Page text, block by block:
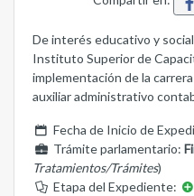
De interés educativo y
Instituto Superior de
implementación de la
auxiliar administrativo
Fecha de Inicio de
Trámite parlamentario:
Tratamientos/Trámites)
Etapa del Expediente: